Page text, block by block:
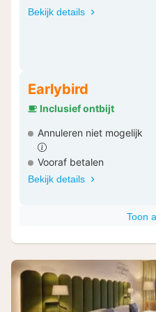
Bekijk details
Earlybird
Inclusief ontbijt
Annuleren niet mogelijk
Vooraf betalen
Bekijk details
Toon